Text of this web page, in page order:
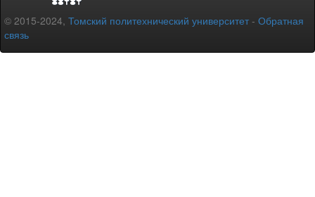
© 2015-2024, Томский политехнический университет - Обратная
связь